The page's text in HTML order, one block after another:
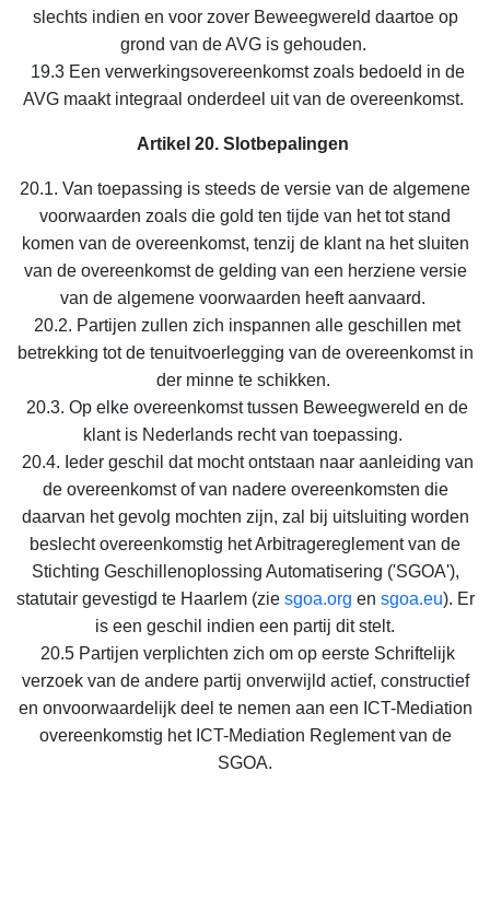
slechts indien en voor zover Beweegwereld daartoe op
grond van de AVG is gehouden.
19.3 Een verwerkingsovereenkomst zoals bedoeld in de
AVG maakt integraal onderdeel uit van de overeenkomst.
Artikel 20. Slotbepalingen
20.1. Van toepassing is steeds de versie van de algemene
voorwaarden zoals die gold ten tijde van het tot stand
komen van de overeenkomst, tenzij de klant na het sluiten
van de overeenkomst de gelding van een herziene versie
van de algemene voorwaarden heeft aanvaard.
20.2. Partijen zullen zich inspannen alle geschillen met
betrekking tot de tenuitvoerlegging van de overeenkomst in
der minne te schikken.
20.3. Op elke overeenkomst tussen Beweegwereld en de
klant is Nederlands recht van toepassing.
20.4. Ieder geschil dat mocht ontstaan naar aanleiding van
de overeenkomst of van nadere overeenkomsten die
daarvan het gevolg mochten zijn, zal bij uitsluiting worden
beslecht overeenkomstig het Arbitragereglement van de
Stichting Geschillenoplossing Automatisering ('SGOA'),
statutair gevestigd te Haarlem (zie sgoa.org en sgoa.eu). Er
is een geschil indien een partij dit stelt.
20.5 Partijen verplichten zich om op eerste Schriftelijk
verzoek van de andere partij onverwijld actief, constructief
en onvoorwaardelijk deel te nemen aan een ICT-Mediation
overeenkomstig het ICT-Mediation Reglement van de
SGOA.